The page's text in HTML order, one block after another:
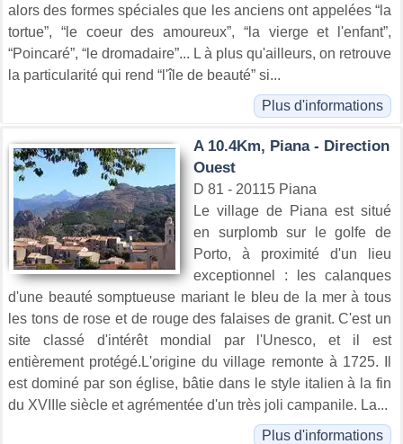
alors des formes spéciales que les anciens ont appelées “la
tortue”, “le coeur des amoureux”, “la vierge et l'enfant”,
“Poincaré”, “le dromadaire”... L à plus qu'ailleurs, on retrouve
la particularité qui rend “l'île de beauté” si...
Plus d'informations
A 10.4Km, Piana - Direction
Ouest
D 81 - 20115 Piana
Le village de Piana est situé
en surplomb sur le golfe de
Porto, à proximité d'un lieu
exceptionnel : les calanques
d'une beauté somptueuse mariant le bleu de la mer à tous
les tons de rose et de rouge des falaises de granit. C'est un
site classé d'intérêt mondial par l'Unesco, et il est
entièrement protégé.L'origine du village remonte à 1725. Il
est dominé par son église, bâtie dans le style italien à la fin
du XVIIIe siècle et agrémentée d'un très joli campanile. La...
Plus d'informations